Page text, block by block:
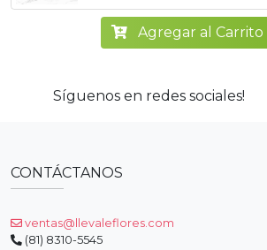
Agregar al Carrito
Síguenos en redes sociales!
CONTÁCTANOS
ventas@llevaleflores.com
(81) 8310-5545